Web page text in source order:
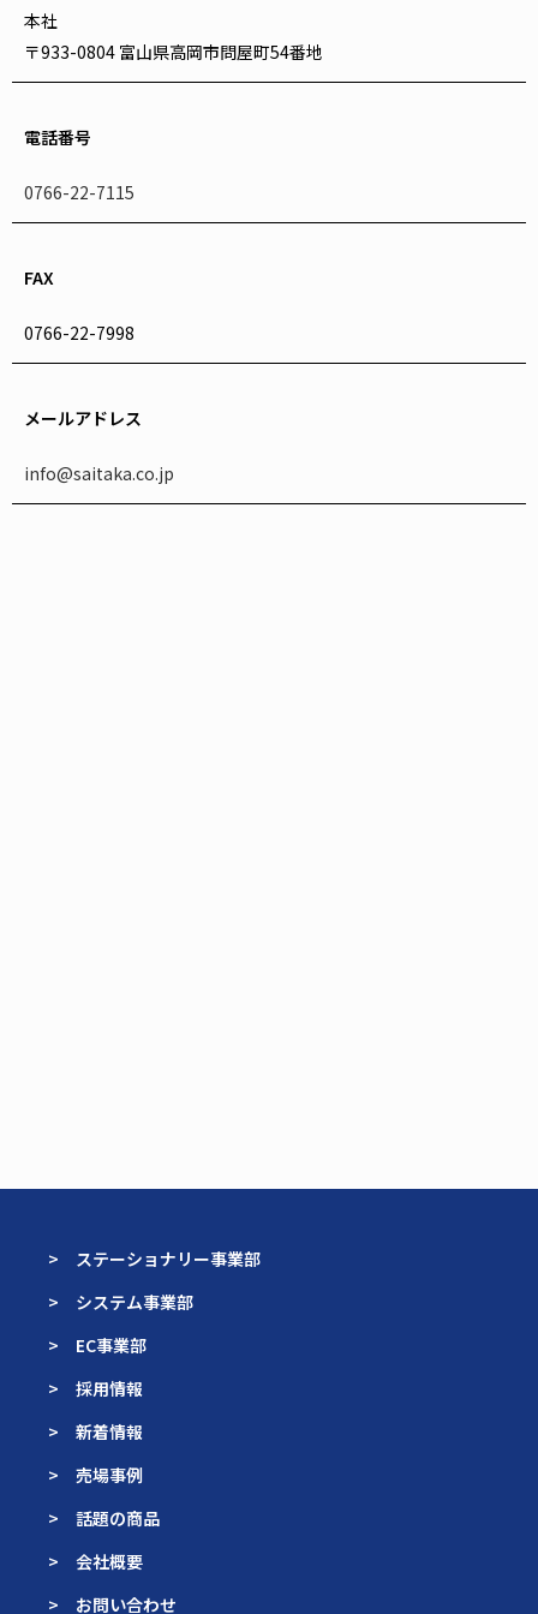
本社
〒933-0804 富山県高岡市問屋町54番地
電話番号
0766-22-7115
FAX
0766-22-7998
メールアドレス
info@saitaka.co.jp
> ステーショナリー事業部
> システム事業部
> EC事業部
> 採用情報
> 新着情報
> 売場事例
> 話題の商品
> 会社概要
> お問い合わせ